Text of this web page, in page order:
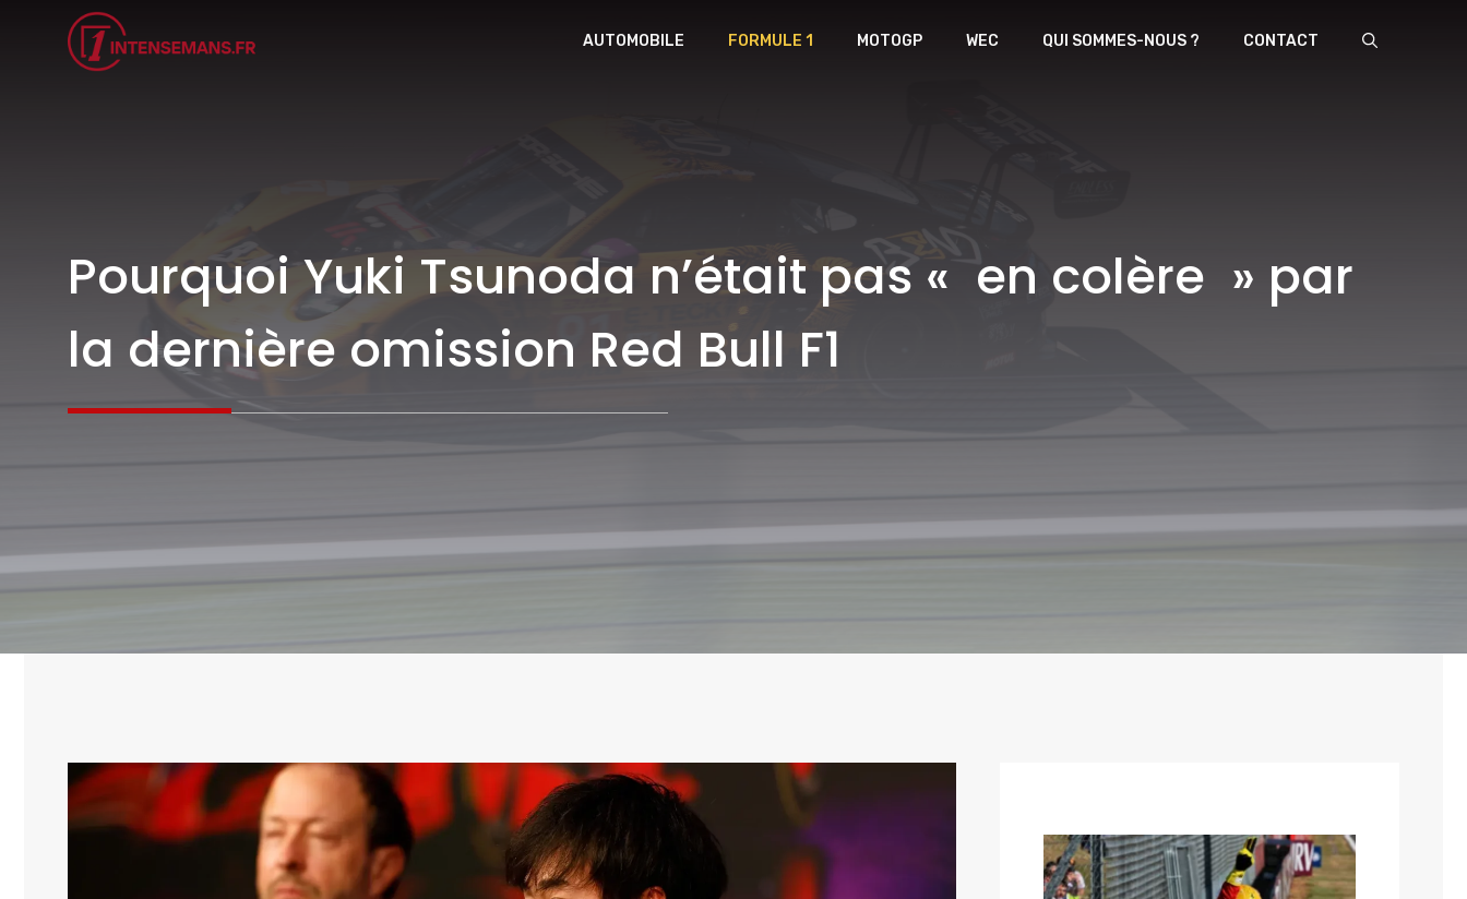
AUTOMOBILE FORMULE 1 MOTOGP WEC QUI SOMMES-NOUS ? CONTACT
Pourquoi Yuki Tsunoda n’était pas « en colère » par
la dernière omission Red Bull F1